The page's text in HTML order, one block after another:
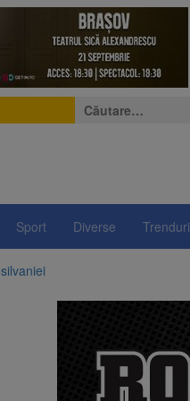
Caută
după:
Sport Diverse Trenduri
câteva zile
la Ormeniș
a președintelui Nicușor